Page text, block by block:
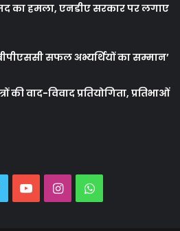
का हमला, एनडीए सरकार पर लगाए
सफल अभ्यर्थियों का सम्मान’
की वाद-विवाद प्रतियोगिता, प्रतिभाओं
TwitterYouTubeInstagramWhatsApp